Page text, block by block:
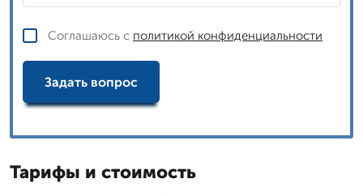
Соглашаюсь с политикой конфиденциальности
Задать вопрос
Тарифы и стоимость